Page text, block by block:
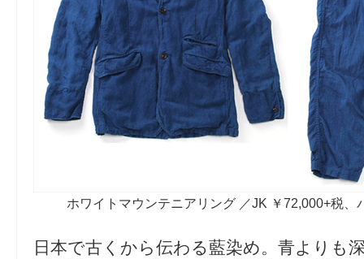
ホワイトマウンテニアリング ／JK ￥72,000+税、
日本で古くから伝わる藍染め。青よりも